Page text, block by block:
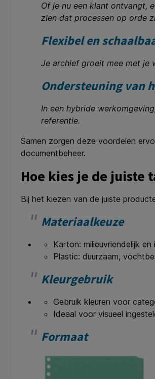
Of je nu een klant ontvangt,
zien dat processen op orde
Flexibel en
Je archief groeit mee met je
Ondersteuning van
In een hybride
referentie.
Samen zorgen deze voordelen
documentbeheer.
Hoe kies je de juiste
Bij het kiezen van de juiste
Materiaalkeuze
Karton: milieuvriendelijk
Plastic: duurzaam,
Kleurgebruik
Gebruik kleuren voor
Ideaal voor visueel
Formaat